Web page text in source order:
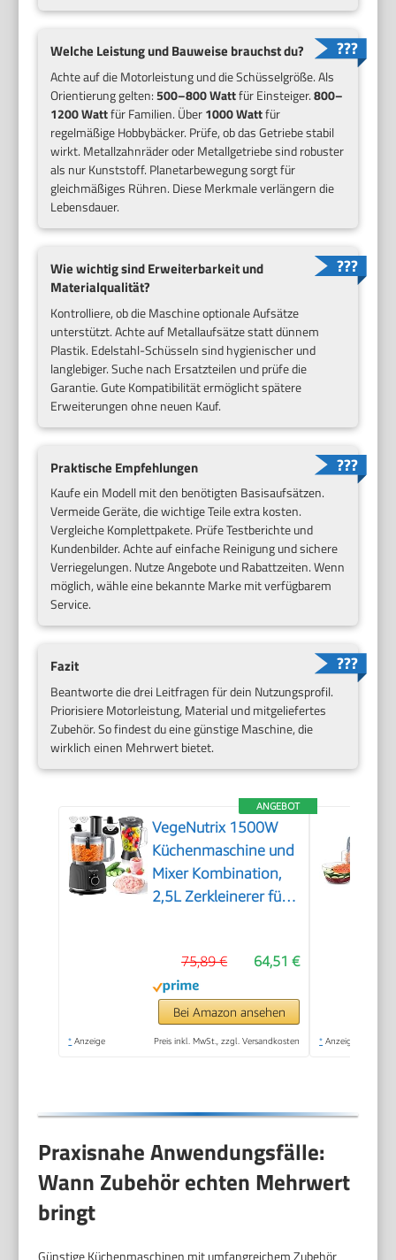
Welche Leistung und Bauweise brauchst du?
Achte auf die Motorleistung und die Schüsselgröße. Als
Orientierung gelten:500–800 Wattfür Einsteiger.800–
1200 Wattfür Familien. Über1000 Wattfür
regelmäßige Hobbybäcker. Prüfe, ob das Getriebe stabil
wirkt. Metallzahnräder oder Metallgetriebe sind robuster
als nur Kunststoff. Planetarbewegung sorgt für
gleichmäßiges Rühren. Diese Merkmale verlängern die
Lebensdauer.
Wie wichtig sind Erweiterbarkeit und
Materialqualität?
Kontrolliere, ob die Maschine optionale Aufsätze
unterstützt. Achte auf Metallaufsätze statt dünnem
Plastik. Edelstahl-Schüsseln sind hygienischer und
langlebiger. Suche nach Ersatzteilen und prüfe die
Garantie. Gute Kompatibilität ermöglicht spätere
Erweiterungen ohne neuen Kauf.
Praktische Empfehlungen
Kaufe ein Modell mit den benötigten Basisaufsätzen.
Vermeide Geräte, die wichtige Teile extra kosten.
Vergleiche Komplettpakete. Prüfe Testberichte und
Kundenbilder. Achte auf einfache Reinigung und sichere
Verriegelungen. Nutze Angebote und Rabattzeiten. Wenn
möglich, wähle eine bekannte Marke mit verfügbarem
Service.
Fazit
Beantworte die drei Leitfragen für dein Nutzungsprofil.
Priorisiere Motorleistung, Material und mitgeliefertes
Zubehör. So findest du eine günstige Maschine, die
wirklich einen Mehrwert bietet.
ANGEBOT
VegeNutrix 1500W
Küchenmaschine und
Mixer Kombination,
2,5L Zerkleinerer für
mit Glasbehälter, 2
für Smoothies, Saft
usw.
64,51 €
75,89 €
Bei Amazon ansehen
* Anzeige Preis inkl. MwSt., zzgl. Versandkosten * Anzeige
Praxisnahe Anwendungsfälle:
Wann Zubehör echten Mehrwert
bringt